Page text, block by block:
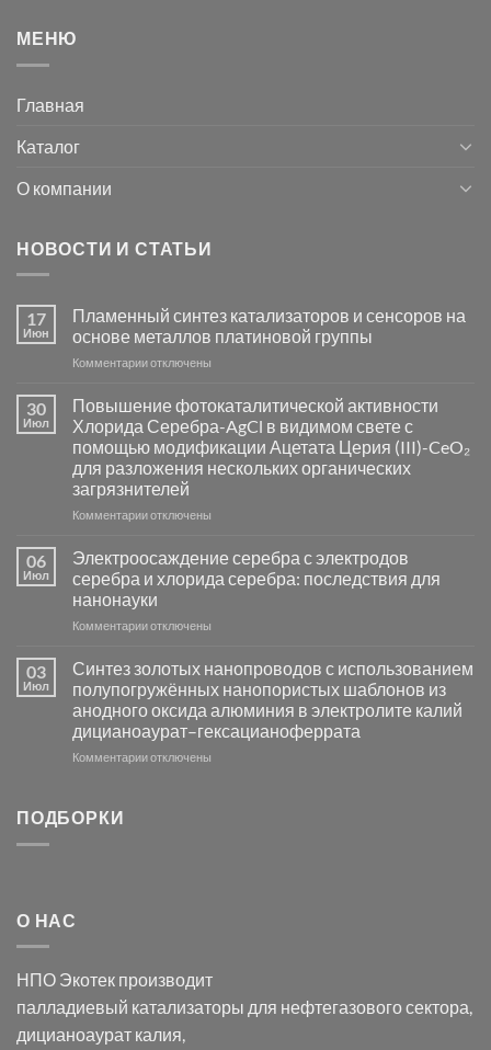
МЕНЮ
Главная
Каталог
О компании
НОВОСТИ И СТАТЬИ
17
Июн
Пламенный синтез катализаторов и сенсоров на
основе металлов платиновой группы
Комментариик
Пламенный
синтез
катализаторов
и
сенсоров
на
основе
группы
отключены
30
Июл
Повышение фотокаталитической активности
Хлорида Серебра-AgCl в видимом свете с
помощью модификации Ацетата Церия (III)-CeO₂
для разложения нескольких органических
загрязнителей
Комментариик
фотокаталитической
активности
Хлорида
Серебра-
в
видимом
свете
с
помощью
модификации
отключены
06
Июл
Электроосаждение серебра с электродов
серебра и хлорида серебра: последствия для
нанонауки
Комментариик
серебра
с
электродов
серебра
и
отключены
03
Июл
Синтез золотых нанопроводов с использованием
полупогружённых нанопористых шаблонов из
анодного оксида алюминия в электролите калий
дицианоаурат–гексацианоферрата
Комментариик
оксида
в
электролите
отключены
ПОДБОРКИ
О НАС
НПО Экотек производит
палладиевый катализаторы для нефтегазового сектора,
дицианоаурат калия,